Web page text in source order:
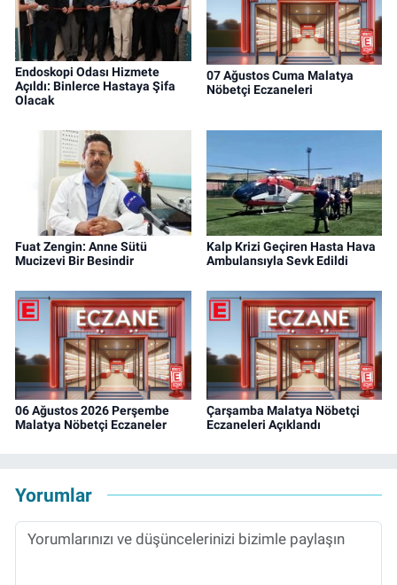
Endoskopi Odası Hizmete
Açıldı: Binlerce Hastaya Şifa
Olacak
07 Ağustos Cuma Malatya
Nöbetçi Eczaneleri
Fuat Zengin: Anne Sütü
Mucizevi Bir Besindir
Kalp Krizi Geçiren Hasta Hava
Ambulansıyla Sevk Edildi
06 Ağustos 2026 Perşembe
Malatya Nöbetçi Eczaneler
Çarşamba Malatya Nöbetçi
Eczaneleri Açıklandı
Yorumlar